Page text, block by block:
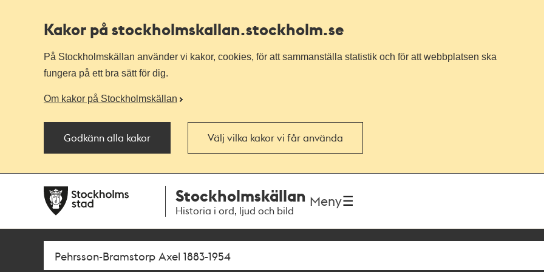
Kakor på stockholmskallan.stockholm.se
På Stockholmskällan använder vi kakor, cookies, för att sammanställa statistik och för att webbplatsen ska
fungera på ett bra sätt för dig.
Om kakor på Stockholmskällan
Godkänn alla kakor Välj vilka kakor vi får använda
navigationen
huvudinnehållet
Stockholmskällan
Historia i ord, ljud och bild
Meny
Sök